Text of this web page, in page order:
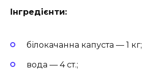
Інгредієнти:
білокачанна капуста — 1 кг;
вода — 4 ст.;